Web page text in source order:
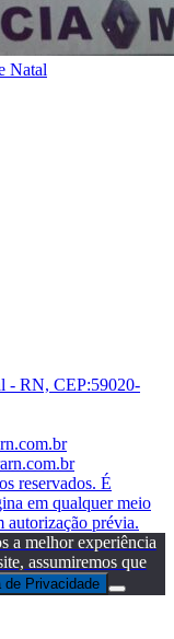
Natal
- RN, CEP:59020-
reservados. É
em qualquer meio
autorização prévia.
a melhor experiência
assumiremos que
de Privacidade